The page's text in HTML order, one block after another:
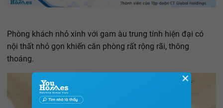
Phòng khách nhỏ xinh với gam àu trung tính hiện đại có
nội thất nhỏ gọn khiến căn phòng rất rộng rãi, thông
thoáng.
✕